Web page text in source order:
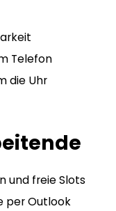
Telefon
die Uhr
und freie Slots
per Outlook